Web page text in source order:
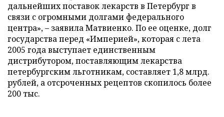
дальнейших поставок лекарств в Петербург в
связи с огромными долгами федерального
центра», – заявила Матвиенко. По ее оценке, долг
государства перед «Империей», которая с лета
2005 года выступает единственным
дистрибутором, поставляющим лекарства
петербургским льготникам, составляет 1,8 млрд.
рублей, а отсроченных рецептов скопилось более
200 тыс.